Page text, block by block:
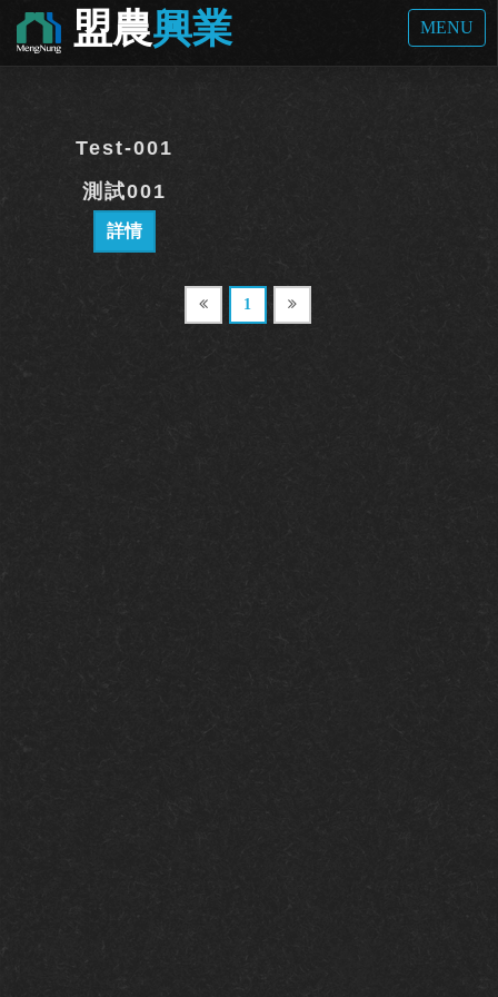
盟農興業 MENU
產品介紹 /
Test-001
測試001
詳情
1